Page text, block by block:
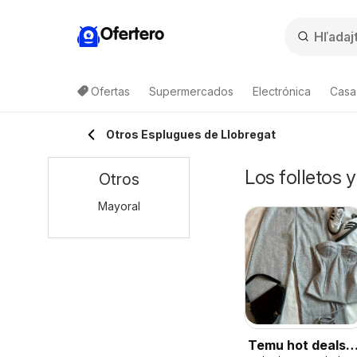
Ofertero
Ofertas Supermercados Electrónica
Otros Esplugues de Llobregat
Los folletos
Temu hot deals –
Otros
Mayoral